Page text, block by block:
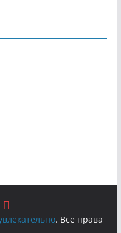
. Все права